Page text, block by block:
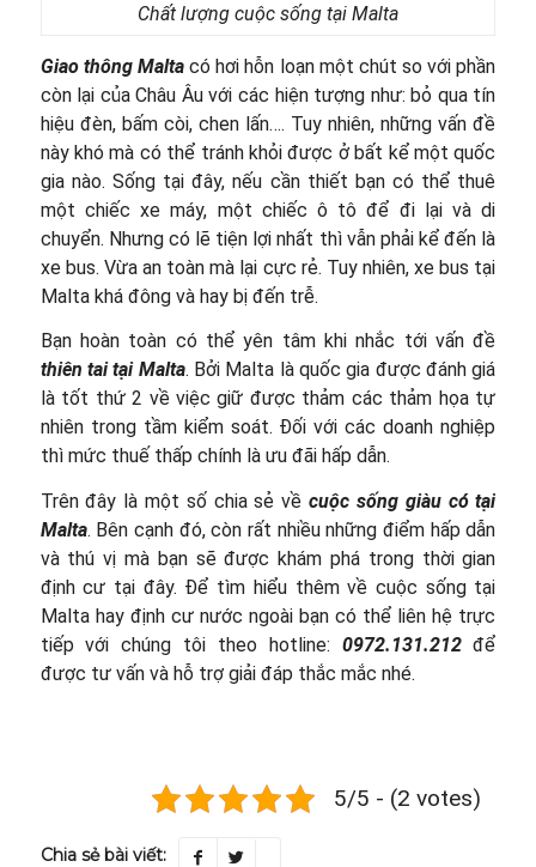
Chất lượng cuộc sống tại Malta
Giao thông Maltacó hơi hỗn loạn một chút so với phần
còn lại của Châu Âu với các hiện tượng như: bỏ qua tín
hiệu đèn, bấm còi, chen lấn…. Tuy nhiên, những vấn đề
này khó mà có thể tránh khỏi được ở bất kể một quốc
gia nào. Sống tại đây, nếu cần thiết bạn có thể thuê
một chiếc xe máy, một chiếc ô tô để đi lại và di
chuyển. Nhưng có lẽ tiện lợi nhất thì vẫn phải kể đến là
xe bus. Vừa an toàn mà lại cực rẻ. Tuy nhiên, xe bus tại
Malta khá đông và hay bị đến trễ.
Bạn hoàn toàn có thể yên tâm khi nhắc tới vấn đề
thiên tai tại Malta. Bởi Malta là quốc gia được đánh giá
là tốt thứ 2 về việc giữ được thảm các thảm họa tự
nhiên trong tầm kiểm soát. Đối với các doanh nghiệp
thì mức thuế thấp chính là ưu đãi hấp dẫn.
Trên đây là một số chia sẻ vềcuộc sống giàu có tại
Malta. Bên cạnh đó, còn rất nhiều những điểm hấp dẫn
và thú vị mà bạn sẽ được khám phá trong thời gian
định cư tại đây. Để tìm hiểu thêm về cuộc sống tại
Malta hay định cư nước ngoài bạn có thể liên hệ trực
tiếp với chúng tôi theo hotline: 0972.131.212để
được tư vấn và hỗ trợ giải đáp thắc mắc nhé.
5/5 - (2 votes)
Chia sẻ bài viết: